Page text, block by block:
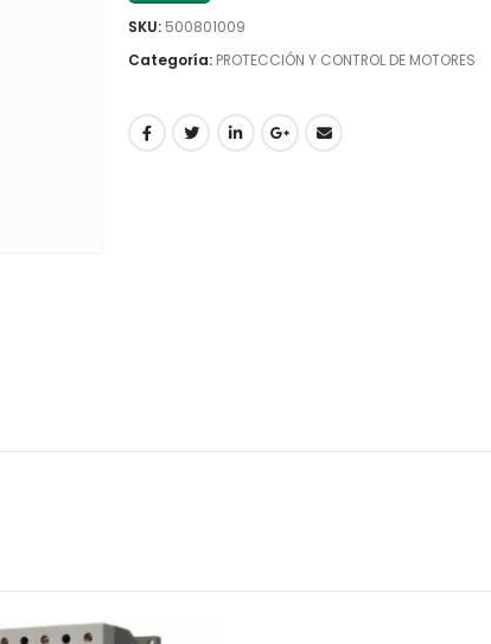
SKU: 500801009
Categoría: PROTECCIÓN Y CONTROL DE MOTORES